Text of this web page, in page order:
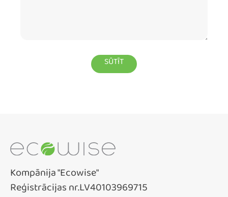
Kompānija "Ecowise"
Reģistrācijas nr.LV40103969715